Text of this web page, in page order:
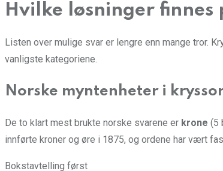
Hvilke løsninger
Listen over mulige svar er lengre enn mange tror.
vanligste kategoriene.
Norske myntenheter i
De to klart mest brukte norske svarene er krone (5
innførte kroner og øre i 1875, og ordene har vært
Bokstavtelling først